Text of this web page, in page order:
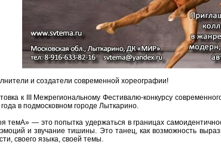
и создатели современной хореографии!
к III Межрегиональному Фестивалю-конкурсу
в подмосковном городе Лыткарино.
темА» — это попытка удержаться в границах
и звучание тишины. Это танец, как возможность
своего языка, своей темы.